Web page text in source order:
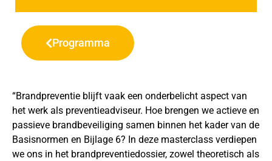
Programma
“Brandpreventie blijft vaak een onderbelicht aspect van
het werk als preventieadviseur. Hoe brengen we actieve en
passieve brandbeveiliging samen binnen het kader van de
Basisnormen en Bijlage 6? In deze masterclass verdiepen
we ons in het brandpreventiedossier, zowel theoretisch als